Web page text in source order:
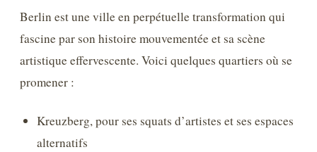
Berlin est une ville en perpétuelle transformation qui
fascine par son histoire mouvementée et sa scène
artistique effervescente. Voici quelques quartiers où se
promener :
Kreuzberg, pour ses squats d’artistes et ses espaces
alternatifs